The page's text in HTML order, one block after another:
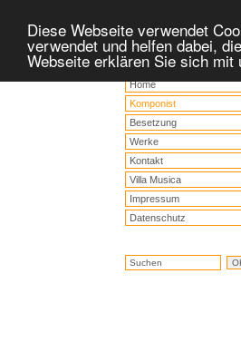
Diese Webseite verwendet
verwendet und helfen dabei,
Webseite erklären Sie sich
Home
Komponist
Besetzung
Werke
Kontakt
Villa Musica
Impressum
Datenschutz